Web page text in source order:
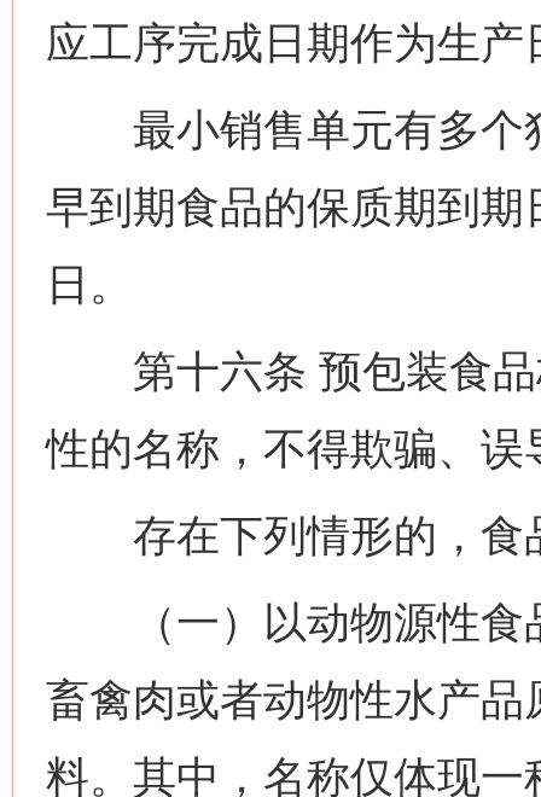
应工序完成日期作为生产
最小销售单元有多个
早到期食品的保质期到
日。
第十六条 预包装食品
性的名称，不得欺骗、误
存在下列情形的，食
（一）以动物源性食
畜禽肉或者动物性水产
料。其中，名称仅体现